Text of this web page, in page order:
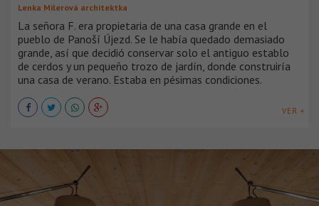
Lenka Milerová architektka
La señora F. era propietaria de una casa grande en el
pueblo de Panoší Újezd. Se le había quedado demasiado
grande, así que decidió conservar solo el antiguo establo
de cerdos y un pequeño trozo de jardín, donde construiría
una casa de verano. Estaba en pésimas condiciones.
VER +